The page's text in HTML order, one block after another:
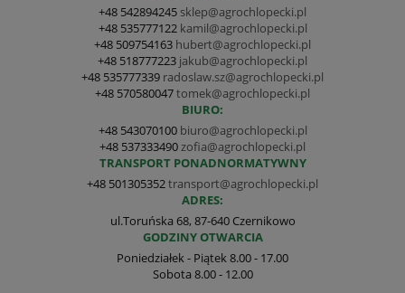
+48 542894245 sklep@agrochlopecki.pl
+48 535777122 kamil@agrochlopecki.pl
+48 509754163 hubert@agrochlopecki.pl
+48 518777223 jakub@agrochlopecki.pl
+48 535777339 radoslaw.sz@agrochlopecki.pl
+48 570580047tomek@agrochlopecki.pl
BIURO:
+48 543070100 biuro@agrochlopecki.pl
+48 537333490 zofia@agrochlopecki.pl
TRANSPORT PONADNORMATYWNY
+48 501305352transport@agrochlopecki.pl
ADRES:
ul.Toruńska 68, 87-640 Czernikowo
GODZINY OTWARCIA
Poniedziałek - Piątek 8.00 - 17.00
Sobota 8.00 - 12.00